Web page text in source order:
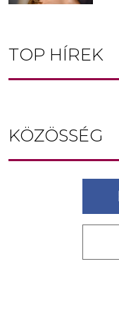
TOP HÍREK
KÖZÖSSÉG